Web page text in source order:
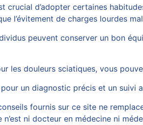
crucial d’adopter certaines
l’évitement de charges lourdes
peuvent conserver un bon
les douleurs sciatiques, vous
un diagnostic précis et un suivi
fournis sur ce site ne
ni docteur en médecine ni